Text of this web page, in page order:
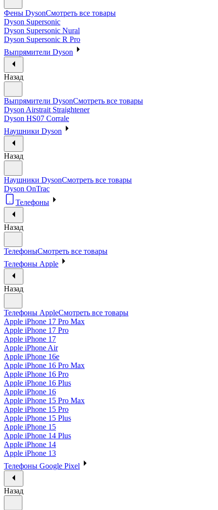
Фены DysonСмотреть все товары
Dyson Supersonic
Dyson Supersonic Nural
Dyson Supersonic R Pro
Выпрямители Dyson
Назад
Выпрямители DysonСмотреть все товары
Dyson Airstrait Straightener
Dyson HS07 Corrale
Наушники Dyson
Назад
Наушники DysonСмотреть все товары
Dyson OnTrac
Телефоны
Назад
ТелефоныСмотреть все товары
Телефоны Apple
Назад
Телефоны AppleСмотреть все товары
Apple iPhone 17 Pro Max
Apple iPhone 17 Pro
Apple iPhone 17
Apple iPhone Air
Apple iPhone 16e
Apple iPhone 16 Pro Max
Apple iPhone 16 Pro
Apple iPhone 16 Plus
Apple iPhone 16
Apple iPhone 15 Pro Max
Apple iPhone 15 Pro
Apple iPhone 15 Plus
Apple iPhone 15
Apple iPhone 14 Plus
Apple iPhone 14
Apple iPhone 13
Телефоны Google Pixel
Назад